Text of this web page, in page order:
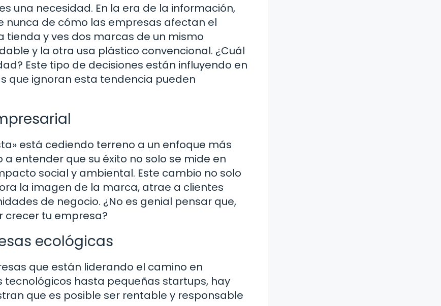
una necesidad. En la era de la información,
nunca de cómo las empresas afectan el
y ves dos marcas de un mismo
y la otra usa plástico convencional. ¿Cuál
Este tipo de decisiones están influyendo en
que ignoran esta tendencia pueden
está cediendo terreno a un enfoque más
entender que su éxito no solo se mide en
social y ambiental. Este cambio no solo
la imagen de la marca, atrae a clientes
de negocio. ¿No es genial pensar que,
crecer tu empresa?
ecológicas
que están liderando el camino en
hasta pequeñas startups, hay
que es posible ser rentable y responsable